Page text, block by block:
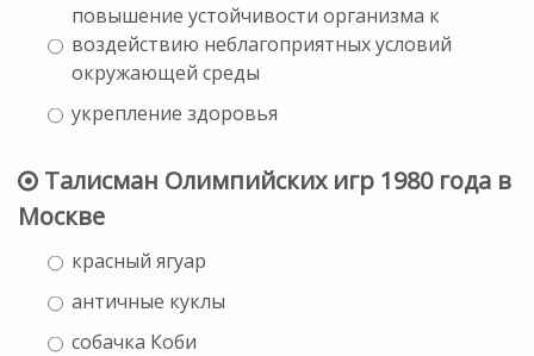
повышение устойчивости организма к
воздействию неблагоприятных условий
окружающей среды
укрепление здоровья
Талисман Олимпийских игр 1980 года в
Москве
красный ягуар
античные куклы
собачка Коби